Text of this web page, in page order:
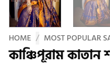
HOME / MOST POPULAR
কাঞ্চিপূরাম কাতান